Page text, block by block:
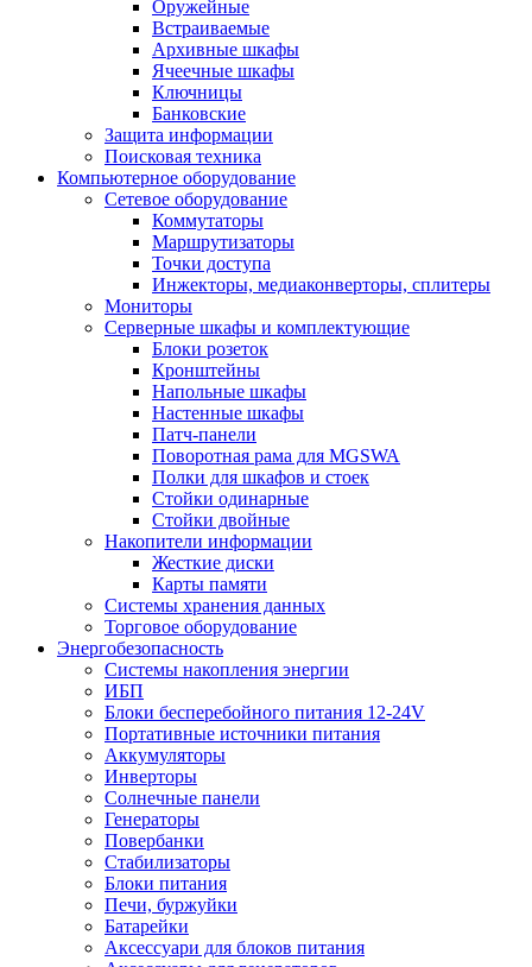
Оружейные
Встраиваемые
Архивные шкафы
Ячеечные шкафы
Ключницы
Банковские
Защита информации
Поисковая техника
Компьютерное оборудование
Сетевое оборудование
Коммутаторы
Маршрутизаторы
Точки доступа
Инжекторы, медиаконверторы, сплитеры
Мониторы
Серверные шкафы и комплектующие
Блоки розеток
Кронштейны
Напольные шкафы
Настенные шкафы
Патч-панели
Поворотная рама для MGSWA
Полки для шкафов и стоек
Стойки одинарные
Стойки двойные
Накопители информации
Жесткие диски
Карты памяти
Системы хранения данных
Торговое оборудование
Энергобезопасность
Системы накопления энергии
ИБП
Блоки бесперебойного питания 12-24V
Портативные источники питания
Аккумуляторы
Инверторы
Солнечные панели
Генераторы
Повербанки
Стабилизаторы
Блоки питания
Печи, буржуйки
Батарейки
Аксессуари для блоков питания